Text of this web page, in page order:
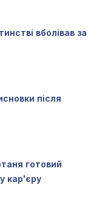
вболівав за
після
готовий
кар'єру